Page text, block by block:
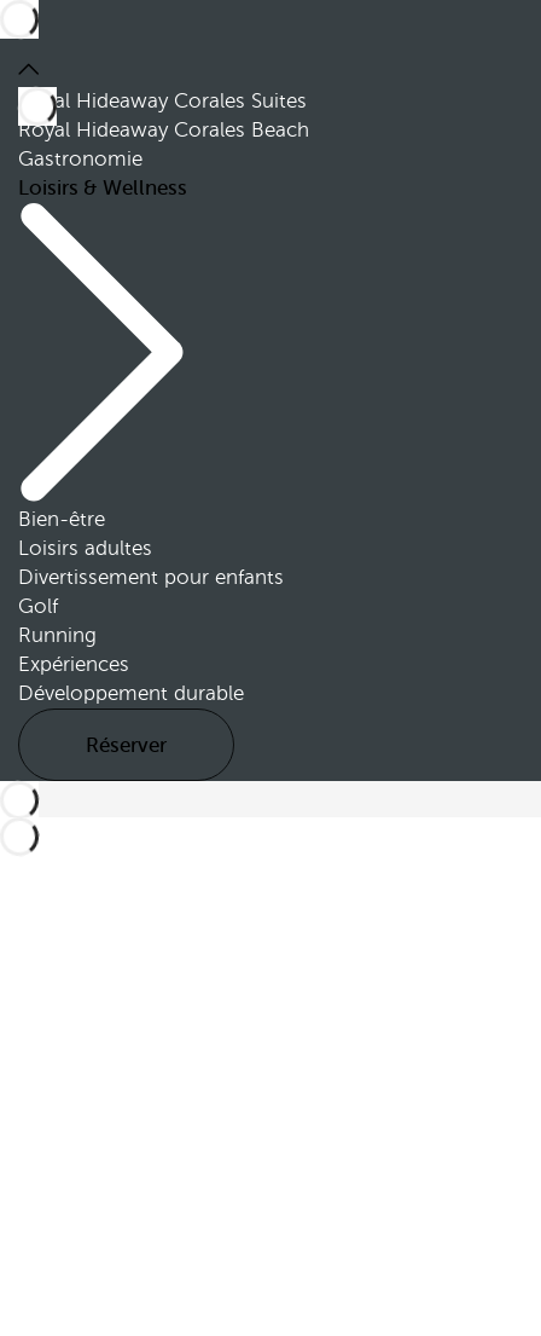
Royal Hideaway Corales Suites
Royal Hideaway Corales Beach
Gastronomie
Loisirs & Wellness
Bien-être
Loisirs adultes
Divertissement pour enfants
Golf
Running
Expériences
Développement durable
Réserver